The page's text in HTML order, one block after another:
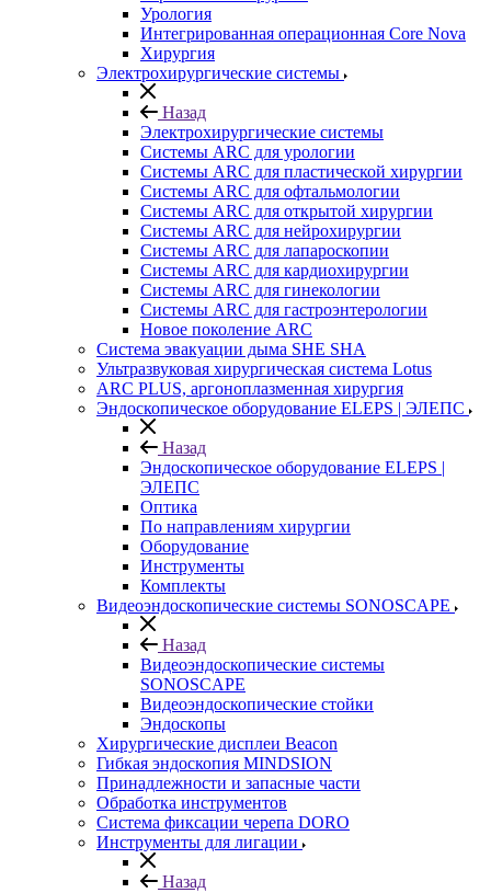
Урология
Интегрированная операционная Core Nova
Хирургия
Электрохирургические системы
Назад
Электрохирургические системы
Системы ARC для урологии
Системы ARC для пластической хирургии
Системы ARC для офтальмологии
Системы ARC для открытой хирургии
Системы ARC для нейрохирургии
Системы ARC для лапароскопии
Системы ARC для кардиохирургии
Системы ARC для гинекологии
Системы ARC для гастроэнтерологии
Новое поколение ARC
Система эвакуации дыма SHE SHA
Ультразвуковая хирургическая система Lotus
ARC PLUS, аргоноплазменная хирургия
Эндоскопическое оборудование ELEPS | ЭЛЕПС
Назад
Эндоскопическое оборудование ELEPS |
ЭЛЕПС
Оптика
По направлениям хирургии
Оборудование
Инструменты
Комплекты
Видеоэндоскопические системы SONOSCAPE
Назад
Видеоэндоскопические системы
SONOSCAPE
Видеоэндоскопические стойки
Эндоскопы
Хирургические дисплеи Beacon
Гибкая эндоскопия MINDSION
Принадлежности и запасные части
Обработка инструментов
Система фиксации черепа DORO
Инструменты для лигации
Назад